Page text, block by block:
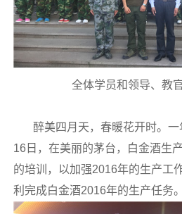
全体学员和领导、教
醉美四月天，春暖花开时。
16日，在美丽的茅台，白金酒生
的培训，以加强2016年的生产工
利完成白金酒2016年的生产任务。